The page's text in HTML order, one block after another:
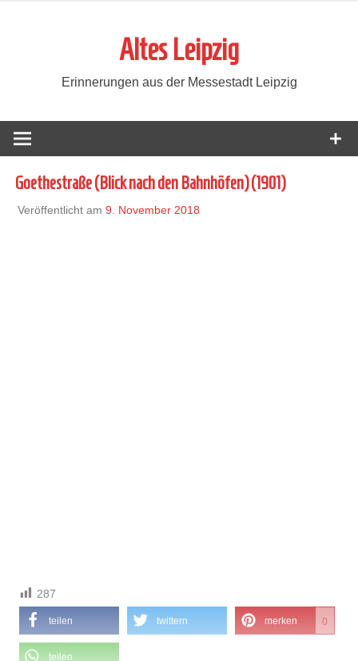
Altes Leipzig
Erinnerungen aus der Messestadt Leipzig
Goethestraße (Blick nach den Bahnhöfen) (1901)
Veröffentlicht am 9. November 2018
287
teilen twittern merken 0
teilen